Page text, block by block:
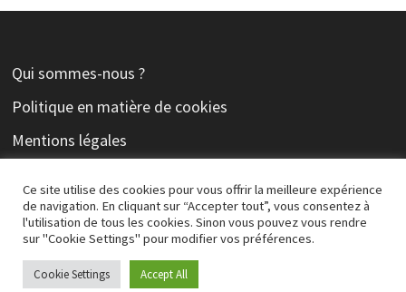
Qui sommes-nous ?
Politique en matière de cookies
Mentions légales
Copyright © 2026 Electromobiliste
etBam.
Ce site utilise des cookies pour vous offrir la meilleure expérience
de navigation. En cliquant sur “Accepter tout”, vous consentez à
l'utilisation de tous les cookies. Sinon vous pouvez vous rendre
sur "Cookie Settings" pour modifier vos préférences.
Cookie Settings Accept All